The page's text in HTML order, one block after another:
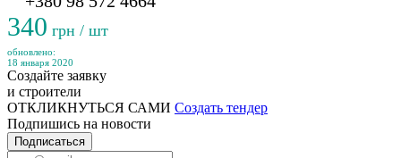
340 грн / шт
обновлено:
18 января 2020
Создайте заявку
и строители
ОТКЛИКНУТЬСЯ САМИ Создать тендер
Подпишись на новости
Подписаться